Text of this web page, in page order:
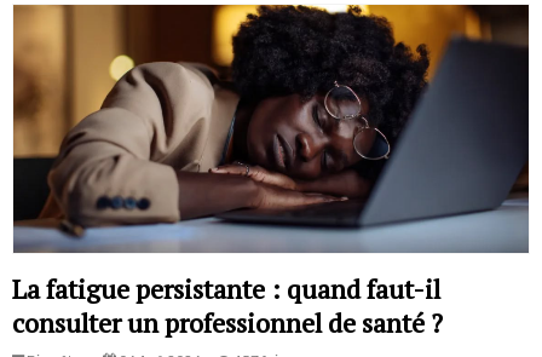
La fatigue persistante : quand faut-il
consulter un professionnel de santé ?